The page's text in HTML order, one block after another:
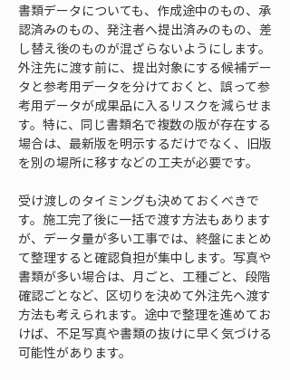
書類データについても、作成途中のもの、承
認済みのもの、発注者へ提出済みのもの、差
し替え後のものが混ざらないようにします。
外注先に渡す前に、提出対象にする候補デー
タと参考用データを分けておくと、誤って参
考用データが成果品に入るリスクを減らせま
す。特に、同じ書類名で複数の版が存在する
場合は、最新版を明示するだけでなく、旧版
を別の場所に移すなどの工夫が必要です。
受け渡しのタイミングも決めておくべきで
す。施工完了後に一括で渡す方法もあります
が、データ量が多い工事では、終盤にまとめ
て整理すると確認負担が集中します。写真や
書類が多い場合は、月ごと、工種ごと、段階
確認ごとなど、区切りを決めて外注先へ渡す
方法も考えられます。途中で整理を進めてお
けば、不足写真や書類の抜けに早く気づける
可能性があります。